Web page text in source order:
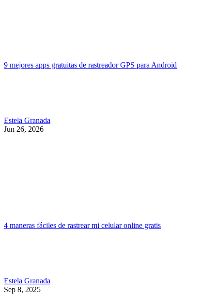
9 mejores apps gratuitas de rastreador GPS para Android
Estela Granada
Jun 26, 2026
4 maneras fáciles de rastrear mi celular online gratis
Estela Granada
Sep 8, 2025